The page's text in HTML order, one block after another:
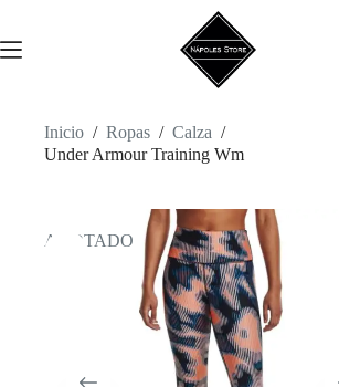
contenido
Inicio / Ropas / Calza /
Under Armour Training Wm
AGOTADO